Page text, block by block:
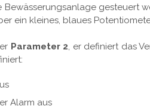
gesteuert
ein kleines, blaues
Parameter 2, er definiert das
Alarm aus